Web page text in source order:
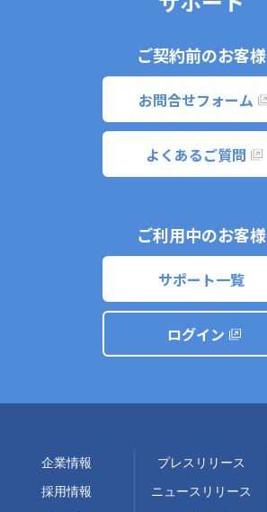
ご契約前のお客様
お問合せフォーム
よくあるご質問
ご利用中のお客様
サポート一覧
ログイン
企業情報
採用情報
プレスリリース
ニュースリリース